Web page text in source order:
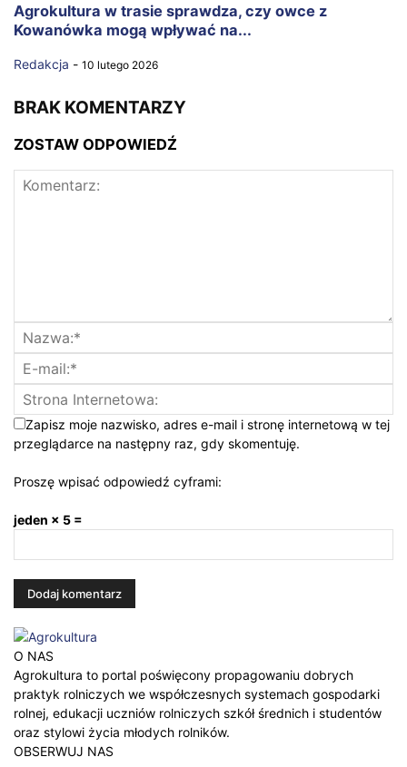
Agrokultura w trasie sprawdza, czy owce z
Kowanówka mogą wpływać na...
Redakcja - 10 lutego 2026
BRAK KOMENTARZY
ZOSTAW ODPOWIEDŹ
Zapisz moje nazwisko, adres e-mail i stronę internetową w tej
przeglądarce na następny raz, gdy skomentuję.
Proszę wpisać odpowiedź cyframi:
jeden × 5 =
O NAS
Agrokultura to portal poświęcony propagowaniu dobrych
praktyk rolniczych we współczesnych systemach gospodarki
rolnej, edukacji uczniów rolniczych szkół średnich i studentów
oraz stylowi życia młodych rolników.
OBSERWUJ NAS